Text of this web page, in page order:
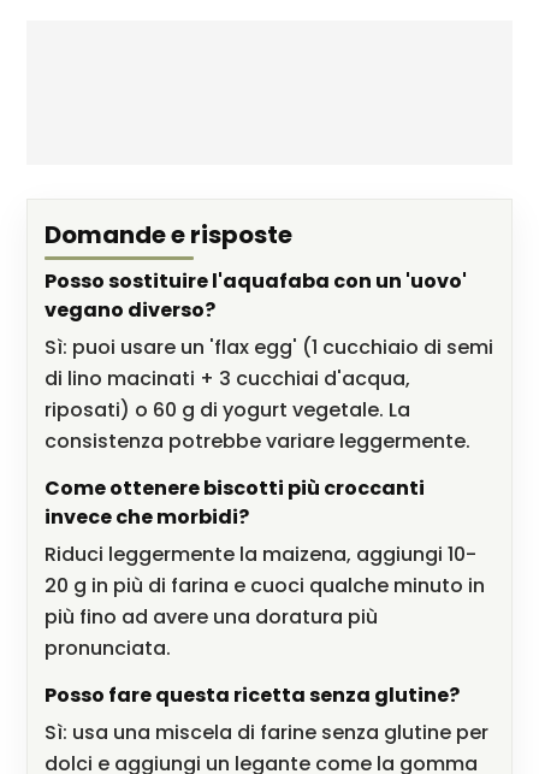
Domande e risposte
Posso sostituire l'aquafaba con un 'uovo'
vegano diverso?
Sì: puoi usare un 'flax egg' (1 cucchiaio di semi
di lino macinati + 3 cucchiai d'acqua,
riposati) o 60 g di yogurt vegetale. La
consistenza potrebbe variare leggermente.
Come ottenere biscotti più croccanti
invece che morbidi?
Riduci leggermente la maizena, aggiungi 10-
20 g in più di farina e cuoci qualche minuto in
più fino ad avere una doratura più
pronunciata.
Posso fare questa ricetta senza glutine?
Sì: usa una miscela di farine senza glutine per
dolci e aggiungi un legante come la gomma